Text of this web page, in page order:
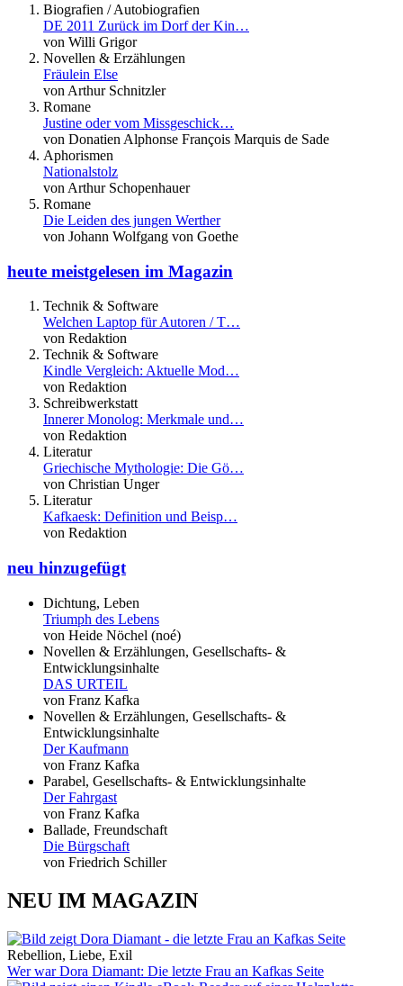
Biografien / Autobiografien
DE 2011 Zurück im Dorf der Kin…
von Willi Grigor
Novellen & Erzählungen
Fräulein Else
von Arthur Schnitzler
Romane
Justine oder vom Missgeschick…
von Donatien Alphonse François Marquis de Sade
Aphorismen
Nationalstolz
von Arthur Schopenhauer
Romane
Die Leiden des jungen Werther
von Johann Wolfgang von Goethe
heute meistgelesen im Magazin
Technik & Software
Welchen Laptop für Autoren / T…
von Redaktion
Technik & Software
Kindle Vergleich: Aktuelle Mod…
von Redaktion
Schreibwerkstatt
Innerer Monolog: Merkmale und…
von Redaktion
Literatur
Griechische Mythologie: Die Gö…
von Christian Unger
Literatur
Kafkaesk: Definition und Beisp…
von Redaktion
neu hinzugefügt
Dichtung, Leben
Triumph des Lebens
von Heide Nöchel (noé)
Novellen & Erzählungen, Gesellschafts- &
Entwicklungsinhalte
DAS URTEIL
von Franz Kafka
Novellen & Erzählungen, Gesellschafts- &
Entwicklungsinhalte
Der Kaufmann
von Franz Kafka
Parabel, Gesellschafts- & Entwicklungsinhalte
Der Fahrgast
von Franz Kafka
Ballade, Freundschaft
Die Bürgschaft
von Friedrich Schiller
NEU IM MAGAZIN
Rebellion, Liebe, Exil
Wer war Dora Diamant: Die letzte Frau an Kafkas Seite